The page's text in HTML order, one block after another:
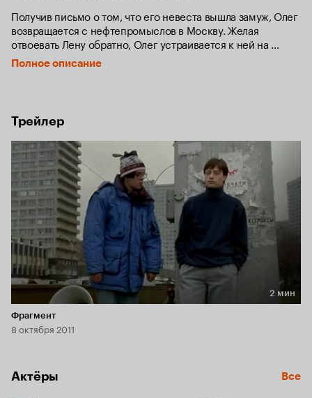
Получив письмо о том, что его невеста вышла замуж, Олег
возвращается с нефтепромыслов в Москву. Желая
отвоевать Лену обратно, Олег устраивается к ней на
работу. Его знакомый Гоша оставляет ему на попечение
квартиру. Олег неожиданно увлекается Зиной и
Полное описание
Трейлер
Длительность 2 мин
2 мин
Фрагмент
8 октября 2011
Актёры Все